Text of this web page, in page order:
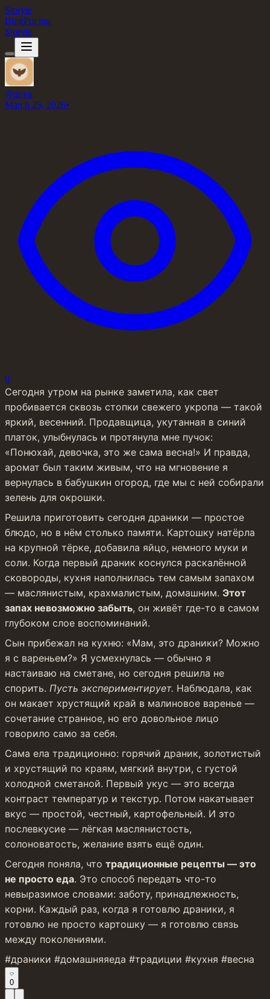
Storyie
BlogPricing
Storyie
@anya
March 25, 2026•
0
Сегодня утром на рынке заметила, как свет
пробивается сквозь стопки свежего укропа — такой
яркий, весенний. Продавщица, укутанная в синий
платок, улыбнулась и протянула мне пучок:
«Понюхай, девочка, это же сама весна!» И правда,
аромат был таким живым, что на мгновение я
вернулась в бабушкин огород, где мы с ней собирали
зелень для окрошки.
Решила приготовить сегодня драники — простое
блюдо, но в нём столько памяти. Картошку натёрла
на крупной тёрке, добавила яйцо, немного муки и
соли. Когда первый драник коснулся раскалённой
сковороды, кухня наполнилась тем самым запахом
— маслянистым, крахмалистым, домашним. Этот
запах невозможно забыть, он живёт где-то в самом
глубоком слое воспоминаний.
Сын прибежал на кухню: «Мам, это драники? Можно
я с вареньем?» Я усмехнулась — обычно я
настаиваю на сметане, но сегодня решила не
спорить. Пусть экспериментирует. Наблюдала, как
он макает хрустящий край в малиновое варенье —
сочетание странное, но его довольное лицо
говорило само за себя.
Сама ела традиционно: горячий драник, золотистый
и хрустящий по краям, мягкий внутри, с густой
холодной сметаной. Первый укус — это всегда
контраст температур и текстур. Потом накатывает
вкус — простой, честный, картофельный. И это
послевкусие — лёгкая маслянистость,
солоноватость, желание взять ещё один.
Сегодня поняла, что традиционные рецепты — это
не просто еда. Это способ передать что-то
невыразимое словами: заботу, принадлежность,
корни. Каждый раз, когда я готовлю драники, я
готовлю не просто картошку — я готовлю связь
между поколениями.
#драники #домашняяеда #традиции #кухня #весна
0